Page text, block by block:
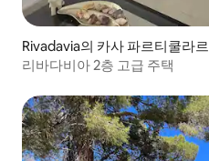
Rivadavia의 카사 파르티쿨라르
리바다비아 2층 고급 주택